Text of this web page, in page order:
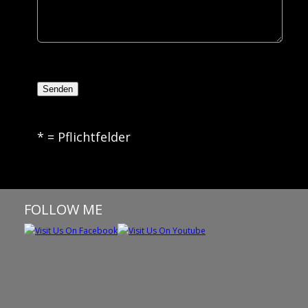
* = Pflichtfelder
FOLLOW ME